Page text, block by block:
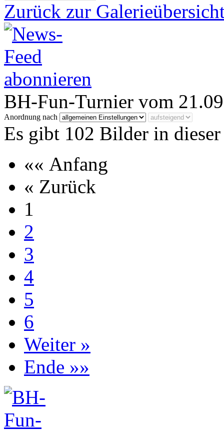
Zurück zur
BH-Fun-Turnier vom
Anordnung nach
Es gibt 102 Bilder in
«« Anfang
« Zurück
1
2
3
4
5
6
Weiter »
Ende »»